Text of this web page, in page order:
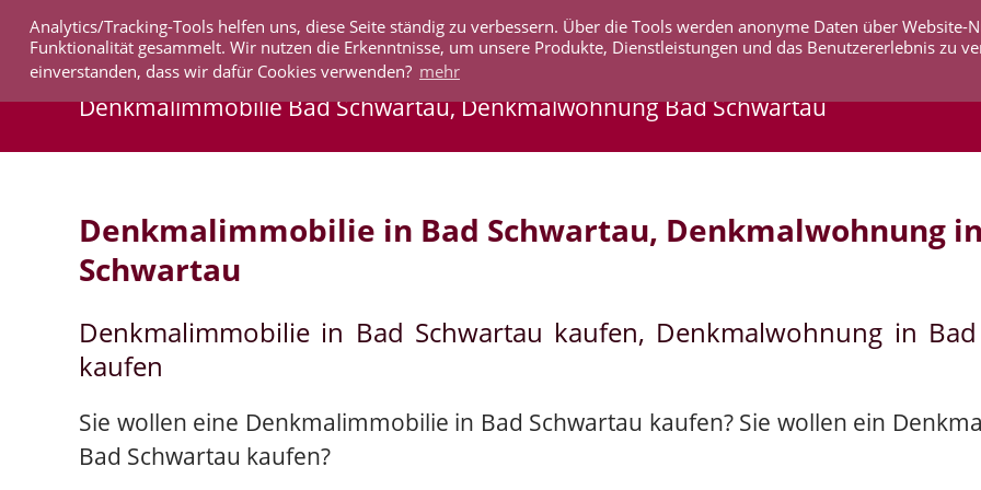
Analytics/Tracking-Tools helfen uns, diese Seite ständig zu verbessern. Über die Tools werden anonyme Daten über Website-
Funktionalität gesammelt. Wir nutzen die Erkenntnisse, um unsere Produkte, Dienstleistungen und das Benutzererlebnis zu
einverstanden, dass wir dafür Cookies verwenden? mehr
IMMOBILIEN AKTUELLES UNTERNEHMEN SERVICE
Denkmalimmobilie Bad Schwartau, Denkmalwohnung Bad Schwartau
Denkmalimmobilie in Bad Schwartau, Denkmalwohnung
Schwartau
Denkmalimmobilie in Bad Schwartau kaufen, Denkmalwohnung in Bad
kaufen
Sie wollen eine Denkmalimmobilie in Bad Schwartau kaufen? Sie wollen ein
Bad Schwartau kaufen?